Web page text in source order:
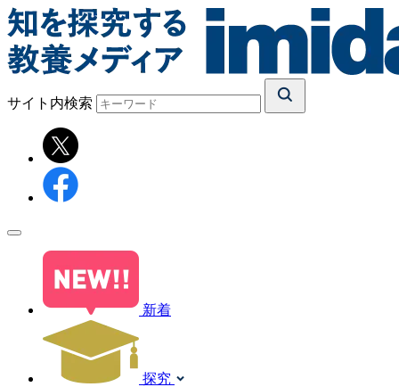
サイト内検索
新着
探究